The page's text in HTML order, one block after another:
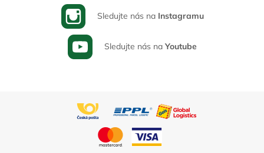
Sledujte nás na Instagramu
Sledujte nás na Youtube